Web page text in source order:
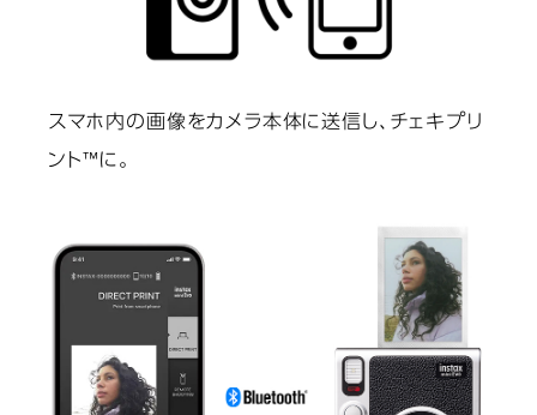
スマホ内の画像をカメラ本体に送信し、チェキプリ
ント™に。